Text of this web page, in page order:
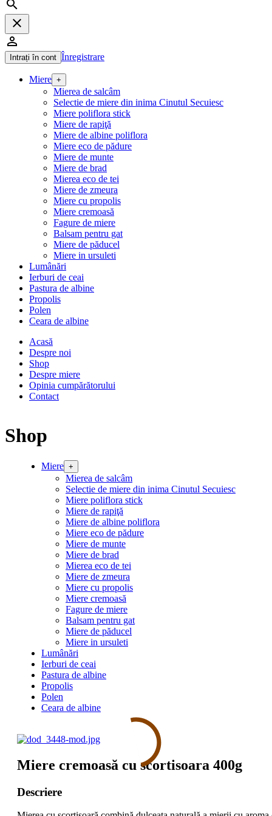
search
close
person_outline
Intrați în cont Înregistrare
Miere +
Mierea de salcâm
Selectie de miere din inima Cinutul Secuiesc
Miere poliflora stick
Miere de rapiţă
Miere de albine poliflora
Miere eco de pădure
Miere de munte
Miere de brad
Mierea eco de tei
Miere de zmeura
Miere cu propolis
Miere cremoasă
Fagure de miere
Balsam pentru gat
Miere de păducel
Miere in ursuleti
Lumânări
Ierburi de ceai
Pastura de albine
Propolis
Polen
Ceara de albine
Acasă
Despre noi
Shop
Despre miere
Opinia cumpărătorului
Contact
Shop
Miere +
Mierea de salcâm
Selectie de miere din inima Cinutul Secuiesc
Miere poliflora stick
Miere de rapiţă
Miere de albine poliflora
Miere eco de pădure
Miere de munte
Miere de brad
Mierea eco de tei
Miere de zmeura
Miere cu propolis
Miere cremoasă
Fagure de miere
Balsam pentru gat
Miere de păducel
Miere in ursuleti
Lumânări
Ierburi de ceai
Pastura de albine
Propolis
Polen
Ceara de albine
Miere cremoasă cu scortisoara 400g
Descriere